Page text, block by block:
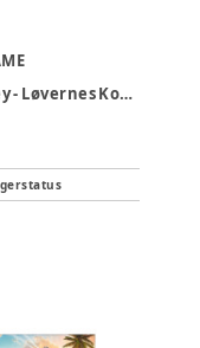
Plakat - Disney - Løvernes Konge 30x40